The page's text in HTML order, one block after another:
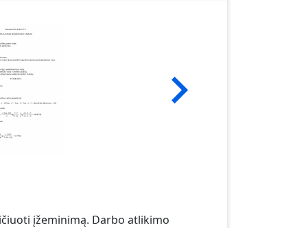
įžeminimą. Darbo atlikimo